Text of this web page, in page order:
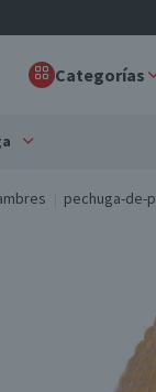
Categorías
pechuga-de-